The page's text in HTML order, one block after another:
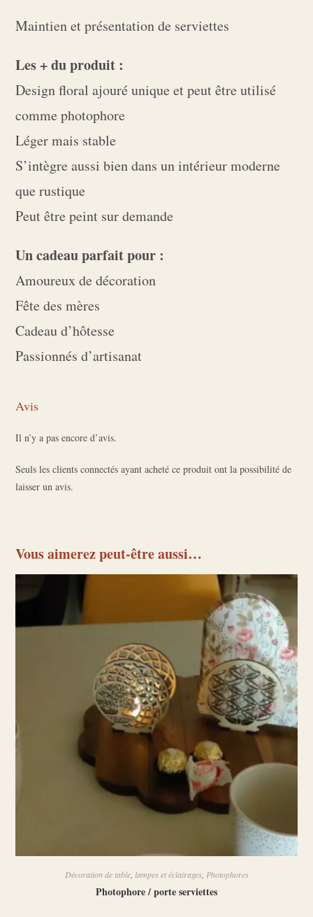
Maintien et présentation de serviettes
Les + du produit :
Design floral ajouré unique et peut être utilisé
comme photophore
Léger mais stable
S’intègre aussi bien dans un intérieur moderne
que rustique
Peut être peint sur demande
Un cadeau parfait pour :
Amoureux de décoration
Fête des mères
Cadeau d’hôtesse
Passionnés d’artisanat
Avis
Il n’y a pas encore d’avis.
Seuls les clients connectés ayant acheté ce produit ont la possibilité de
laisser un avis.
Vous aimerez peut-être aussi…
Décoration de table, lampes et éclairages, Photophores
Photophore / porte serviettes